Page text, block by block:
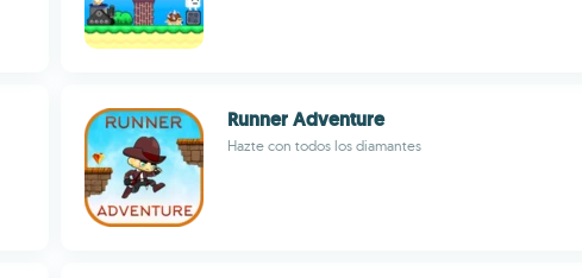
Runner Adventure
Hazte con todos los diamantes